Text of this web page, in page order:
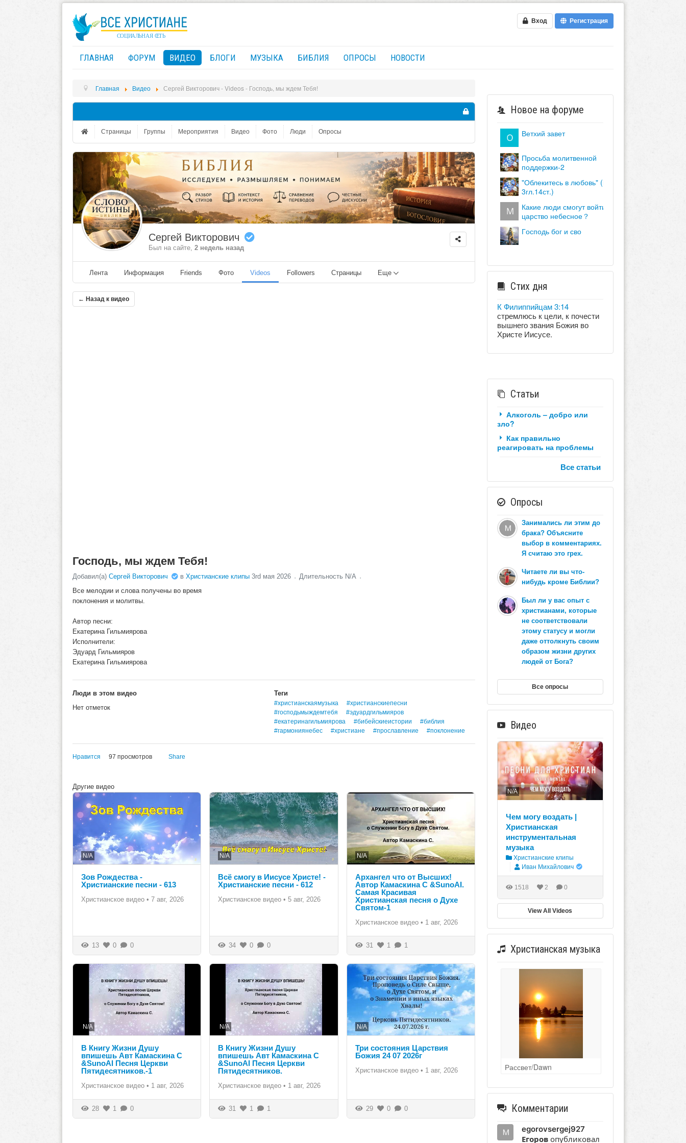
Вход Регистрация
ГЛАВНАЯ ФОРУМ ВИДЕО БЛОГИ МУЗЫКА БИБЛИЯ ОПРОСЫ НОВОСТИ
Главная Видео Сергей Викторович - Videos - Господь, мы ждем Тебя!
Страницы Группы Мероприятия Видео Фото Люди Опросы
Сергей Викторович
Был на сайте, 2 недель назад
Лента Информация Friends Фото Videos Followers Страницы Еще
← Назад к видео
Господь, мы ждем Тебя!
Добавил(а) Сергей Викторович в Христианские клипы3rd мая 2026
Длительность N/A
Все мелодии и слова получены во время
поклонения и молитвы.
Автор песни:
Екатерина Гильмиярова
Исполнители:
Эдуард Гильмияров
Екатерина Гильмиярова
Люди в этом видео
Нет отметок
Теги
#христианскаямузыка
#христианскиепесни
#господьмыждемтебя
#эдуардгильмияров
#екатеринагильмиярова
#бибейскиеистории
#библия
#гармониянебес
#христиане #прославление #поклонение
Нравится 97 просмотров Share
Другие видео
N/A
Зов Рождества -
Христианские песни - 613
Христианское видео • 7 авг, 2026
13 0 0
N/A
Всё смогу в Иисусе Христе! -
Христианские песни - 612
Христианское видео • 5 авг, 2026
34 0 0
N/A
Архангел что от Высших!
Автор Камаскина С &SunoAI.
Самая Красивая
Христианская песня о Духе
Святом-1
Христианское видео • 1 авг, 2026
31 1 1
N/A
В Книгу Жизни Душу
впишешь Авт Камаскина С
&SunoAI Песня Церкви
Пятидесятников.-1
Христианское видео • 1 авг, 2026
28 1 0
N/A
В Книгу Жизни Душу
впишешь Авт Камаскина С
&SunoAI Песня Церкви
Пятидесятников.
Христианское видео • 1 авг, 2026
31 1 1
N/A
Три состояния Царствия
Божия 24 07 2026г
Христианское видео • 1 авг, 2026
29 0 0
Новое на форуме
ветхий завет
просьба молитвенной
поддержки-2
"облекитесь в любовь" (кол.
3гл.14ст.)
какие люди смогут войти в
царство небесное？
господь бог и сво
Стих дня
К Филиппийцам 3:14
стремлюсь к цели, к почести
вышнего звания Божия во
Христе Иисусе.
Статьи
Алкоголь – добро или
зло?
Как правильно
реагировать на проблемы
Все статьи
Опросы
Занимались ли этим до
брака? Объясните
выбор в комментариях.
Я считаю это грех.
Читаете ли вы что-
нибудь кроме Библии?
Был ли у вас опыт с
христианами, которые
не соответствовали
этому статусу и могли
даже оттолкнуть своим
образом жизни других
людей от Бога?
Все опросы
Видео
N/A
Чем могу воздать |
Христианская
инструментальная
музыка
Христианские клипы
Иван Михайлович
1518 2 0
View All Videos
Христианская музыка
Рассвет/Dawn
Комментарии
egorovsergej927
Егоровопубликовал